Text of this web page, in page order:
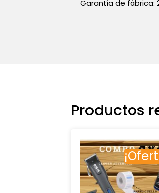
Garantía de fábrica:
Productos